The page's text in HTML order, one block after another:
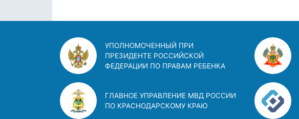
УПОЛНОМОЧЕННЫЙ ПРИ
ПРЕЗИДЕНТЕ РОССИЙСКОЙ
ФЕДЕРАЦИИ ПО ПРАВАМ РЕБЕНКА
ГЛАВНОЕ УПРАВЛЕНИЕ МВД РОССИИ
ПО КРАСНОДАРСКОМУ КРАЮ